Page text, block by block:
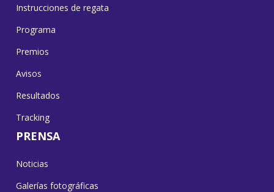
Instrucciones de regata
Programa
Premios
Avisos
Resultados
Tracking
PRENSA
Noticias
Galerías fotográficas